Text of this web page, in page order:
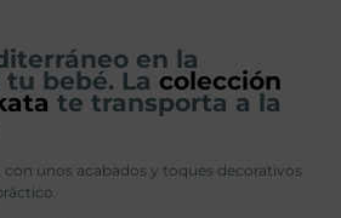
en la
bebé. La colección
te transporta a la
unos acabados y toques decorativos